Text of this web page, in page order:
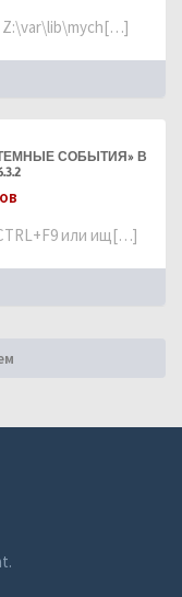
Z:\var\lib\mych[…]
СОБЫТИЯ» В
или ищ[…]